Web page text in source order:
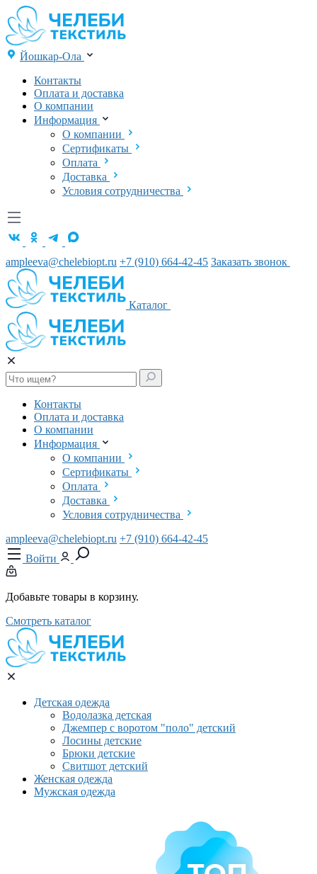
Йошкар-Ола
Контакты
Оплата и доставка
О компании
Информация
О компании
Сертификаты
Оплата
Доставка
Условия сотрудничества
ampleeva@chelebiopt.ru +7 (910) 664-42-45 Заказать звонок
Каталог
Контакты
Оплата и доставка
О компании
Информация
О компании
Сертификаты
Оплата
Доставка
Условия сотрудничества
ampleeva@chelebiopt.ru +7 (910) 664-42-45
Войти
Добавьте товары в корзину.
Смотреть каталог
Детская одежда
Водолазка детская
Джемпер с воротом "поло" детский
Лосины детские
Брюки детские
Свитшот детский
Женская одежда
Мужская одежда